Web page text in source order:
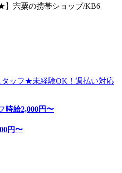
】宍粟の携帯ショップ/KB6
タッフ★未経験OK！週払い対応
時給2,000円〜
円〜